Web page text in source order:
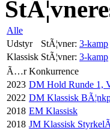
Alle
Udstyr
StÃ¦vner: 3-kamp
Klassisk StÃ¦vner: 3-kamp
Ã…r Konkurrence
2023 DM Hold Runde 1,
2022 DM Klassisk
2018 EM Klassisk
2018 JM Klassisk